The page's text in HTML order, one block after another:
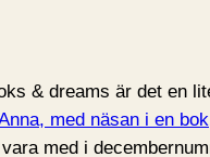
& dreams är det en
med näsan i en bok
med i